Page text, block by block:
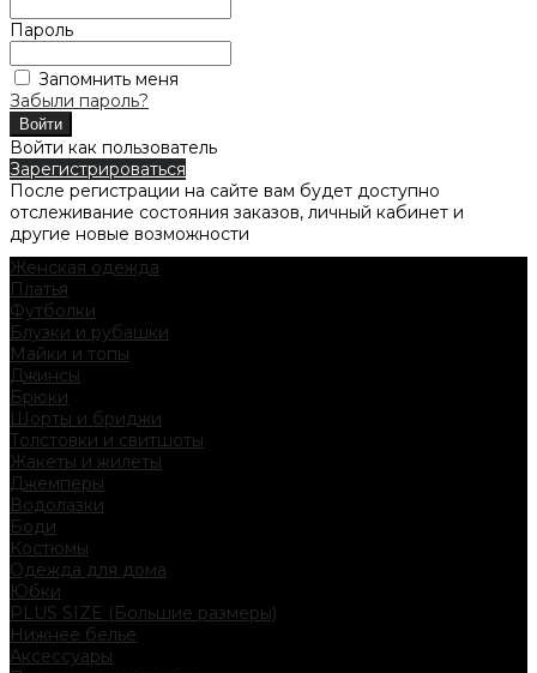
Пароль
Запомнить меня
Забыли пароль?
Войти как пользователь
Зарегистрироваться
После регистрации на сайте вам будет доступно
отслеживание состояния заказов, личный кабинет и
другие новые возможности
Женская одежда
Платья
Футболки
Блузки и рубашки
Майки и топы
Джинсы
Брюки
Шорты и бриджи
Толстовки и свитшоты
Жакеты и жилеты
Джемперы
Водолазки
Боди
Костюмы
Одежда для дома
Юбки
PLUS SIZE (Большие размеры)
Нижнее белье
Аксессуары